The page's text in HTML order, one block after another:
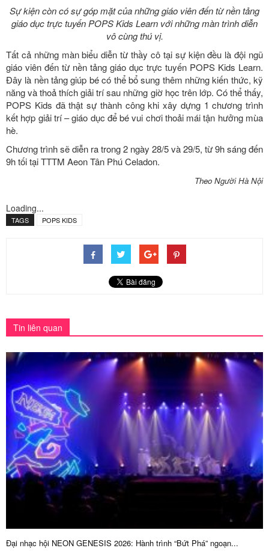
Sự kiện còn có sự góp mặt của những giáo viên đến từ nền tảng
giáo dục trực tuyến POPS Kids Learn với những màn trình diễn
vô cùng thú vị.
Tất cả những màn biểu diễn từ thầy cô tại sự kiện đều là đội ngũ
giáo viên đến từ nền tảng giáo dục trực tuyến POPS Kids Learn.
Đây là nền tảng giúp bé có thể bổ sung thêm những kiến thức, kỹ
năng và thoả thích giải trí sau những giờ học trên lớp. Có thể thấy,
POPS Kids đã thật sự thành công khi xây dựng 1 chương trình
kết hợp giải trí – giáo dục để bé vui chơi thoải mái tận hưởng mùa
hè.
Chương trình sẽ diễn ra trong 2 ngày 28/5 và 29/5, từ 9h sáng đến
9h tối tại TTTM Aeon Tân Phú Celadon.
Theo Người Hà Nội
Loading...
TAGS POPS KIDS
Tin liên quan
Đại nhạc hội NEON GENESIS 2026: Hành trình “Bứt Phá” ngoạn...